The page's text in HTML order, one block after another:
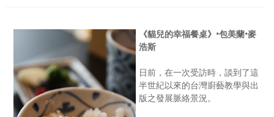
日記簿
餐桌週記
享樂隨手拍
《貓兒的幸福餐桌》•包美蘭•麥
浩斯
日前，在一次受訪時，談到了這
半世紀以來的台灣廚藝教學與出
版之發展脈絡景況。